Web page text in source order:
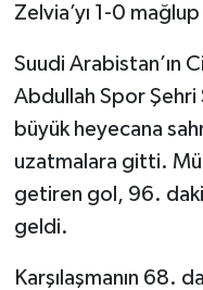
Zelvia’yı 1-0
Suudi Arabistan’ın
Abdullah Spor Şehri
büyük heyecana
uzatmalara gitti.
getiren gol, 96.
geldi.
Karşılaşmanın 68.
Portekiz Ligi
TFF 1.Lig
Diğer Futbol